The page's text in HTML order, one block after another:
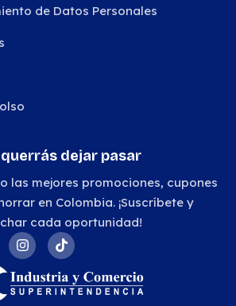
de Datos Personales
dejar pasar
las mejores promociones, cupones
en Colombia. ¡Suscríbete y
cada oportunidad!